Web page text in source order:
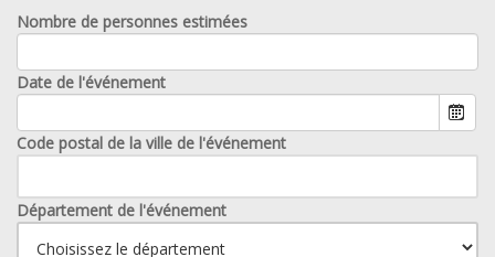
Nombre de personnes estimées
Date de l'événement
Code postal de la ville de l'événement
Département de l'événement